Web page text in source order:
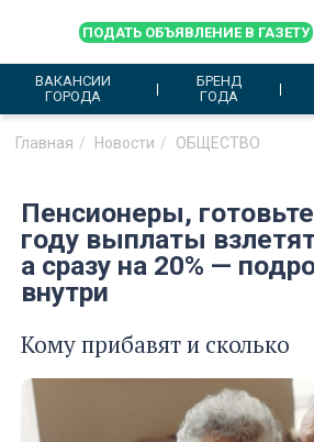
ПОДАТЬ ОБЪЯВЛЕНИЕ В ГАЗЕТУ
ВАКАНСИИ
ГОРОДА
БРЕНД
ГОДА
Главная Новости ОБЩЕСТВО
Пенсионеры,
году выплаты
а сразу на 20% —
внутри
Кому прибавят и сколько